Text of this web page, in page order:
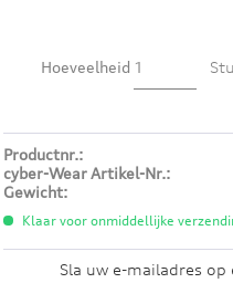
Hoeveelheid
Productnr.:
cyber-Wear Artikel-Nr.:
Gewicht:
Klaar voor onmiddellijke
Sla uw e-mailadres